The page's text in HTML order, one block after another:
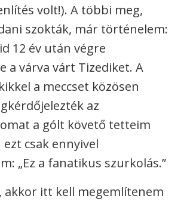
volt!). A többi meg,
szokták, már történelem:
12 év után végre
a várva várt Tizediket. A
a meccset közösen
az
a gólt követő tetteim
csak ennyivel
„Ez a fanatikus szurkolás.”
akkor itt kell megemlítenem